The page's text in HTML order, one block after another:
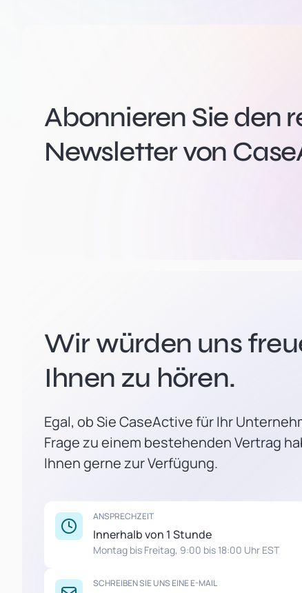
Abonnieren Sie den
Newsletter von
Wir würden uns
Ihnen zu hören.
Egal, ob Sie CaseActive für Ihr
Frage zu einem bestehenden Vertrag
Ihnen gerne zur Verfügung.
ANSPRECHZEIT
Innerhalb von 1 Stunde
Montag bis Freitag, 9:00 bis 18:00 Uhr EST
SCHREIBEN SIE UNS EINE E-MAIL